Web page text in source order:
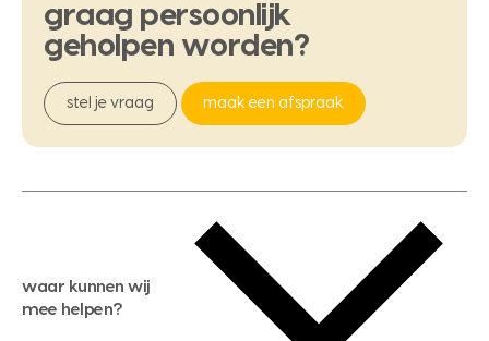
graag persoonlijk
geholpen worden?
stel je vraag maak een afspraak
waar kunnen wij
mee helpen?